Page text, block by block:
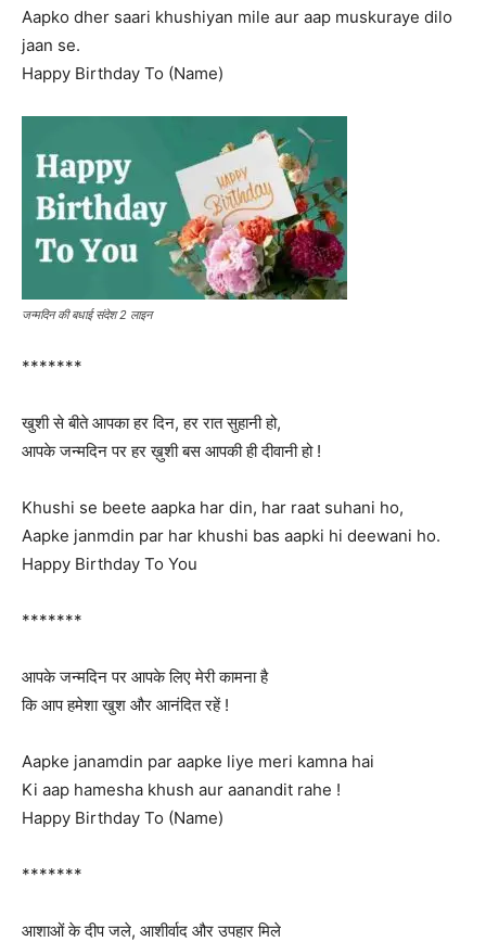
Aapko dher saari khushiyan mile aur aap muskuraye dilo
jaan se.
Happy Birthday To (Name)
जन्मदिन की बधाई संदेश 2 लाइन
*******
खुशी से बीते आपका हर दिन, हर रात सुहानी हो,
आपके जन्मदिन पर हर ख़ुशी बस आपकी ही दीवानी हो !
Khushi se beete aapka har din, har raat suhani ho,
Aapke janmdin par har khushi bas aapki hi deewani ho.
Happy Birthday To You
*******
आपके जन्मदिन पर आपके लिए मेरी कामना है
कि आप हमेशा खुश और आनंदित रहें !
Aapke janamdin par aapke liye meri kamna hai
Ki aap hamesha khush aur aanandit rahe !
Happy Birthday To (Name)
*******
आशाओं के दीप जले, आशीर्वाद और उपहार मिले